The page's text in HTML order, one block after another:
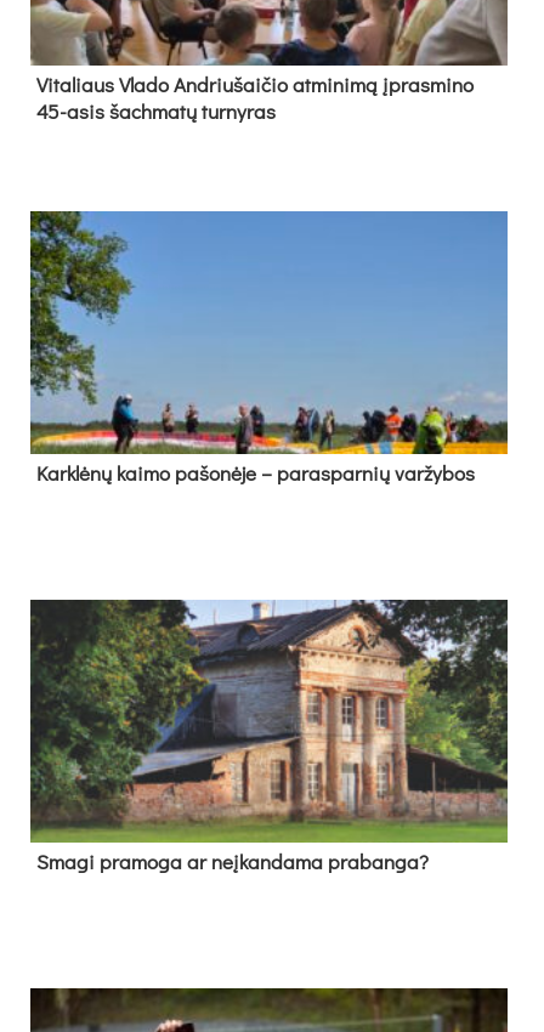
Vi­ta­liaus Vla­do And­riu­šai­čio at­mi­ni­mą įpras­mi­no
45-asis šach­ma­tų tur­ny­ras
Kark­lė­nų kai­mo pa­šo­nė­je – pa­ras­par­nių var­žy­bos
Sma­gi pra­mo­ga ar neį­kan­da­ma pra­ban­ga?